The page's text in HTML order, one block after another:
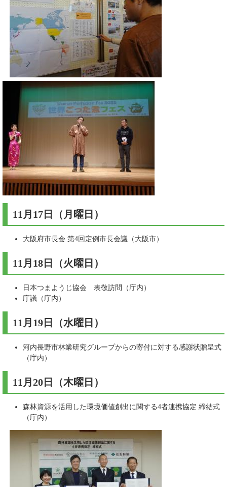
11月17日（月曜日）
大阪府市長会 第4回定例市長会議（大阪市）
11月18日（火曜日）
日本つまようじ協会 表敬訪問（庁内）
庁議（庁内）
11月19日（水曜日）
河内長野市林業研究グループからの寄付に対する感謝状贈呈式
（庁内）
11月20日（木曜日）
森林資源を活用した環境価値創出に関する4者連携協定 締結式
（庁内）